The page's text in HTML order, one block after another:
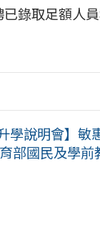
錄取足額人
升學說明會】
部國民及學